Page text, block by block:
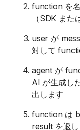
function を
（SDK ま
user が
対して
agent が
AI が生成し
出します
function は
result を返